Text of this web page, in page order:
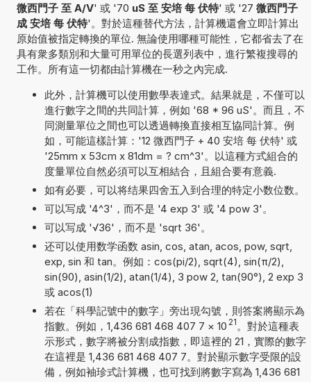
微西門子 至 A/V' 或 '70 uS 至 安培 每 伏特' 或 '27 微西門子
成 安培 每 伏特'。對於這種替代方法，計算機還會立即計算出
原始值被指定轉換的單位. 無論使用哪種可能性，它都省去了在
具有衆多類別和大量可用單位的長選列表中，進行繁複搜尋的
工作。所有這一切都由計算機在一秒之內完成.
此外，計算機可以使用數學表達式。結果就是，不僅可以
進行數字之間的共同計算，例如 '68 * 96 uS'。而且，不
同測量單位之間也可以透過轉換直接相互協同計算。例
如，可能這樣計算：'12 微西門子 + 40 安培 每 伏特' 或
'25mm x 53cm x 81dm = ? cm^3'。以這種方式組合的
度量單位自然必須可以互相結合，且組合要有意義.
如有必要，可以将结果四舍五入到合理的特定小数位数。
可以写成 '4^3'，而不是 '4 exp 3' 或 '4 pow 3'。
可以写成 '√36'，而不是 'sqrt 36'。
还可以使用数学函数 asin, cos, atan, acos, pow, sqrt,
exp, sin 和 tan。例如：cos(pi/2), sqrt(4), sin(π/2),
sin(90), asin(1/2), atan(1/4), 3 pow 2, tan(90°), 2 exp 3
或 acos(1)
若在「科學記號中的數字」旁出現勾號，則答案將顯示為
指數。例如，1,436 681 468 407 7 × 10 21 。對於這種表
示形式，數字將被分割成指數，即這裡的 21，實際的數字
在這裡是 1,436 681 468 407 7。對於顯示數字受限的設
備，例如袖珍式計算機，也可找到將數字寫為 1,436 681